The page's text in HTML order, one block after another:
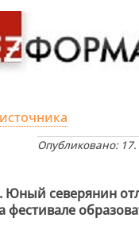
Опубликовано:
Юный северянин
фестивале